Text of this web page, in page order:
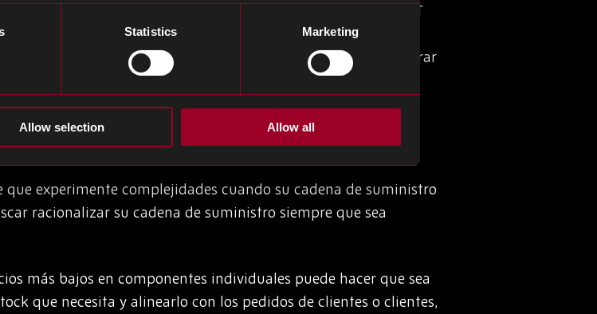
Statistics Marketing
Allow selection Allow all
que simplificarán sus procesos. Los dispositivos de IA e IoT
están ocupando el tiempo de los empleados que podrían
a agilizar su negocio y, a menudo, también se pueden operar
a cabo procesos importantes incluso si tiene que limitar el
fuera de horario.
que experimente complejidades cuando su cadena de suministro
racionalizar su cadena de suministro siempre que sea
más bajos en componentes individuales puede hacer que sea
que necesita y alinearlo con los pedidos de clientes o clientes,